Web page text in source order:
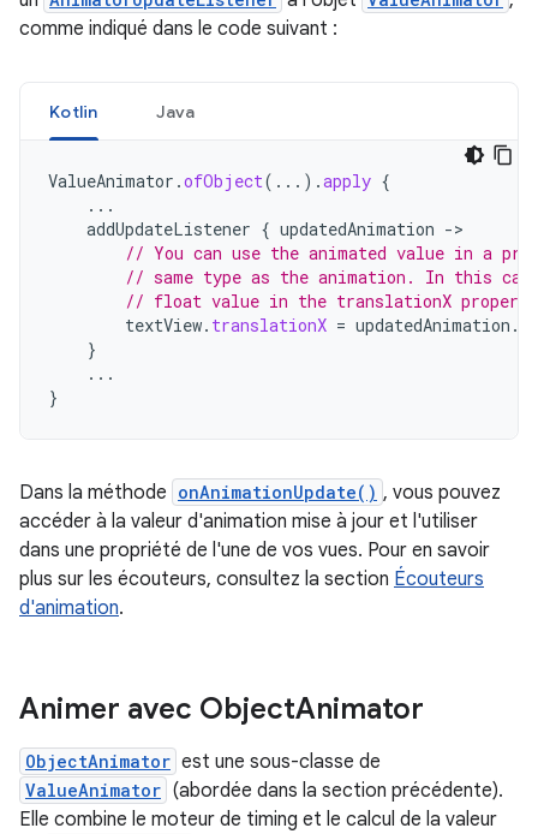
comme indiqué dans le code suivant :
Kotlin Java
ValueAnimator .ofObject(...).apply {
...
addUpdateListener { updatedAnimation -
// You can use the animated value in a
// same type as the animation. In this
// float value in the translationX
textView. translationX = updatedAnimation .
}
...
}
Dans la méthode onAnimationUpdate() , vous pouvez
accéder à la valeur d'animation mise à jour et l'utiliser
dans une propriété de l'une de vos vues. Pour en savoir
plus sur les écouteurs, consultez la section Écouteurs
d'animation.
Animer avec ObjectAnimator
ObjectAnimator est une sous-classe de
ValueAnimator (abordée dans la section précédente).
Elle combine le moteur de timing et le calcul de la valeur